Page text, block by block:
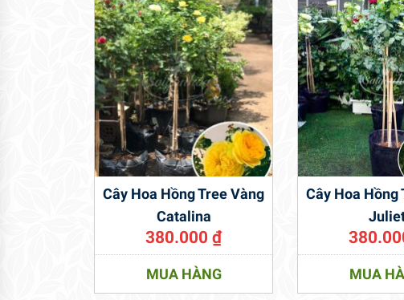
Cây Hoa Hồng Tree Vàng
Catalina
380.000₫
MUA HÀNG
Cây Hoa Hồng
MUA